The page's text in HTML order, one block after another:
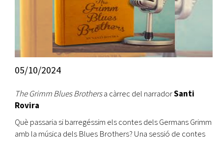
05/10/2024
The Grimm Blues Brothersa càrrec del narradorSanti
Rovira
Què passaria si barregéssim els contes dels Germans Grimm
amb la música dels Blues Brothers? Una sessió de contes